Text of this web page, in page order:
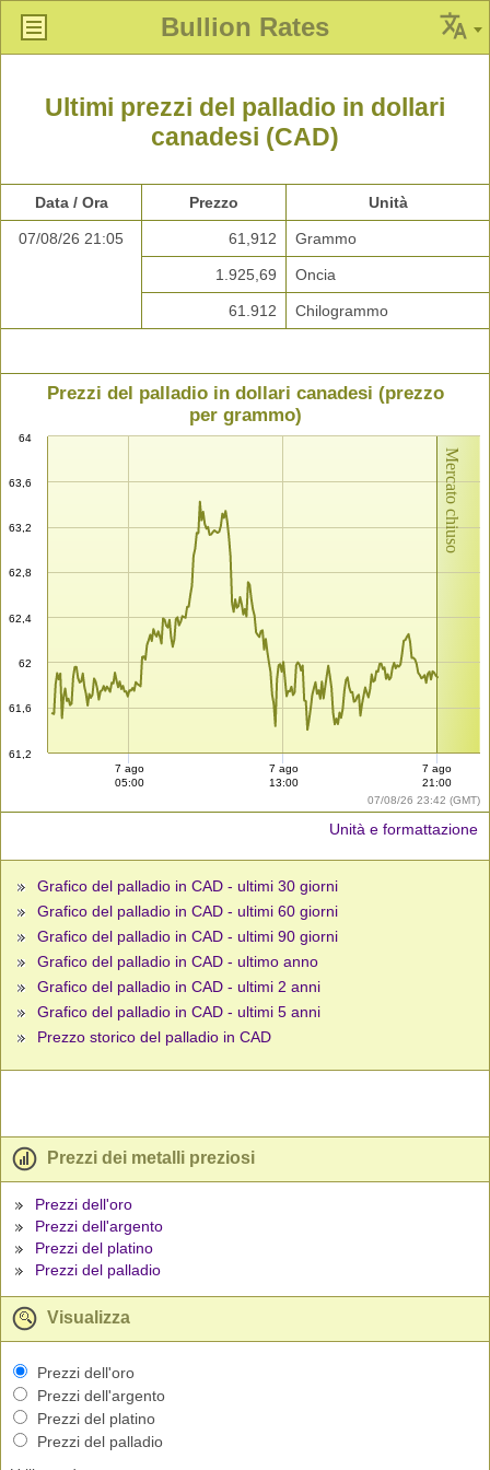
Bullion Rates
Ultimi prezzi del palladio in dollari
canadesi (CAD)
Data / Ora Prezzo Unità
07/08/26 21:05 61,912 Grammo
1.925,69 Oncia
61.912 Chilogrammo
Mercato chiuso
07/08/26 23:42 (GMT)
Prezzi del palladio in dollari canadesi (prezzo
per grammo)
61,2
61,6
62
62,4
62,8
63,2
63,6
64
7 ago
05:00
7 ago
13:00
7 ago
21:00
Unità e formattazione
Grafico del palladio in CAD - ultimi 30 giorni
Grafico del palladio in CAD - ultimi 60 giorni
Grafico del palladio in CAD - ultimi 90 giorni
Grafico del palladio in CAD - ultimo anno
Grafico del palladio in CAD - ultimi 2 anni
Grafico del palladio in CAD - ultimi 5 anni
Prezzo storico del palladio in CAD
Prezzi dei metalli preziosi
Prezzi dell'oro
Prezzi dell'argento
Prezzi del platino
Prezzi del palladio
Visualizza
Prezzi dell'oro
Prezzi dell'argento
Prezzi del platino
Prezzi del palladio